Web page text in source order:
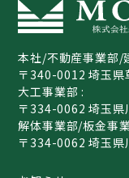
本社/不動産事業部/
〒340-0012 埼玉
大工事業部 :
〒334-0062 埼玉
解体事業部/板金事
〒334-0062 埼玉